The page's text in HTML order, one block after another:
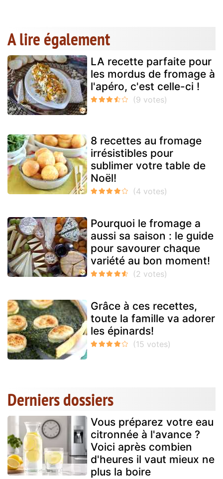
A lire également
LA recette parfaite pour
les mordus de fromage à
l'apéro, c'est celle-ci !
8 recettes au fromage
irrésistibles pour
sublimer votre table de
Noël!
Pourquoi le fromage a
aussi sa saison : le guide
pour savourer chaque
variété au bon moment!
Grâce à ces recettes,
toute la famille va adorer
les épinards!
Derniers dossiers
Vous préparez votre eau
citronnée à l'avance ?
Voici après combien
d'heures il vaut mieux ne
plus la boire